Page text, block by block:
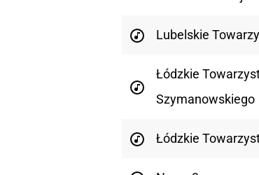
Lubelskie
Łódzkie
Szymanowskiego
Łódzkie